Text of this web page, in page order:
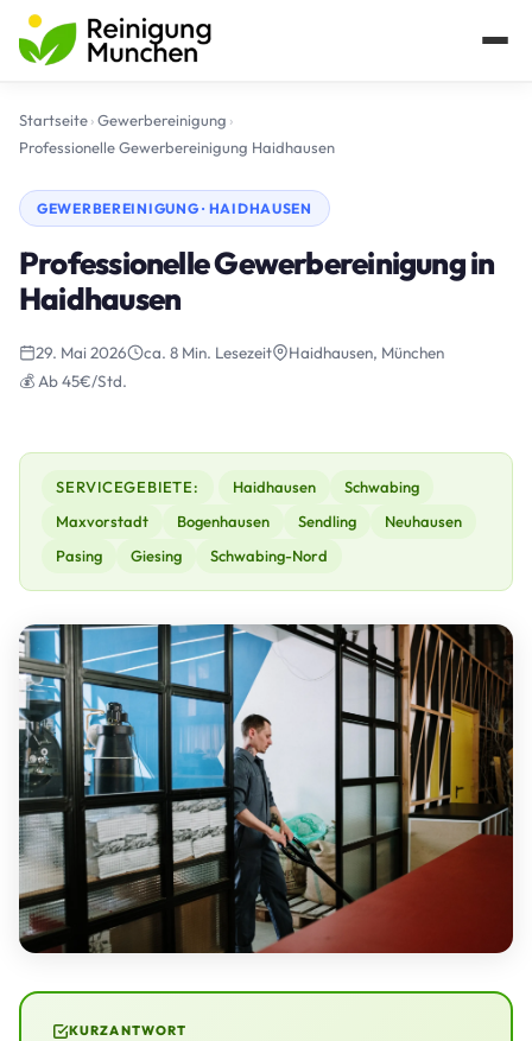
Startseite›Gewerbereinigung ›
Professionelle Gewerbereinigung Haidhausen
GEWERBEREINIGUNG · HAIDHAUSEN
Professionelle Gewerbereinigung in
Haidhausen
29. Mai 2026 ca. 8 Min. Lesezeit
Haidhausen, München
💰 Ab 45€/Std.
SERVICEGEBIETE: Haidhausen
Schwabing
Maxvorstadt
Bogenhausen Sendling
Neuhausen
Pasing
Giesing Schwabing-Nord
KURZANTWORT